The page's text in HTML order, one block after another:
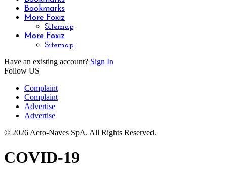
Bookmarks
More Foxiz
Sitemap
More Foxiz
Sitemap
Have an existing account? Sign In
Follow US
Complaint
Complaint
Advertise
Advertise
© 2026 Aero-Naves SpA. All Rights Reserved.
COVID-19